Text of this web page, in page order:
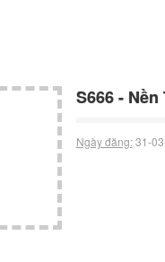
S666 -
Ngày đăng:31-